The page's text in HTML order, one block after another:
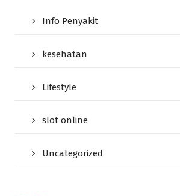
Info Penyakit
kesehatan
Lifestyle
slot online
Uncategorized